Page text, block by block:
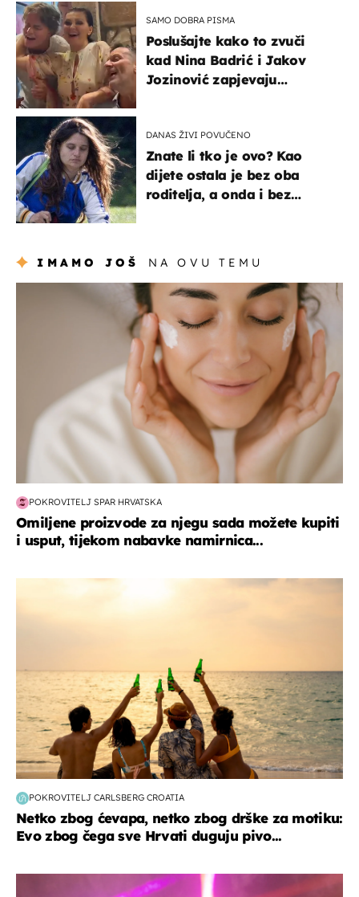
SAMO DOBRA PISMA
Poslušajte kako to zvuči
kad Nina Badrić i Jakov
Jozinović zapjevaju
DANAS ŽIVI POVUČENO
Znate li tko je ovo? Kao
dijete ostala je bez oba
roditelja, a onda i bez
IMAMO JOŠ NA OVU TEMU
moda & ljepota
POKROVITELJ SPAR HRVATSKA
Omiljene proizvode za njegu sada možete kupiti
i usput, tijekom nabavke namirnica...
POKROVITELJ CARLSBERG CROATIA
Netko zbog ćevapa, netko zbog drške za motiku:
Evo zbog čega sve Hrvati duguju pivo...